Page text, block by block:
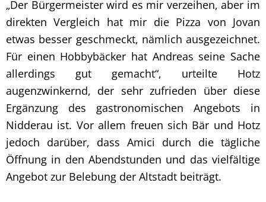
„Der Bürgermeister wird es mir verzeihen, aber im
direkten Vergleich hat mir die Pizza von Jovan
etwas besser geschmeckt, nämlich ausgezeichnet.
Für einen Hobbybäcker hat Andreas seine Sache
allerdings gut gemacht“, urteilte Hotz
augenzwinkernd, der sehr zufrieden über diese
Ergänzung des gastronomischen Angebots in
Nidderau ist. Vor allem freuen sich Bär und Hotz
jedoch darüber, dass Amici durch die tägliche
Öffnung in den Abendstunden und das vielfältige
Angebot zur Belebung der Altstadt beiträgt.